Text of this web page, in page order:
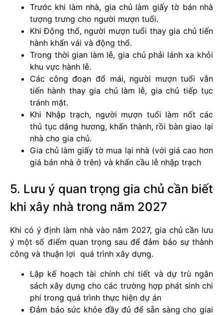
Trước khi làm nhà, gia chủ làm giấy tờ bán nhà
tượng trưng cho người mượn tuổi.
Khi Động thổ, người mượn tuổi thay gia chủ tiến
hành khấn vái và động thổ.
Trong thời gian làm lễ, gia chủ phải lánh xa khỏi
khu vực hành lễ.
Các công đoạn đổ mái, người mượn tuổi vẫn
tiến hành thay gia chủ làm lễ, gia chủ tiếp tục
tránh mặt.
Khi Nhập trạch, người mượn tuổi làm nốt các
thủ tục dâng hương, khấn thành, rồi bàn giao lại
nhà cho gia chủ.
Gia chủ làm giấy tờ mua lại nhà (với giá cao hơn
giá bán nhà ở trên) và khấn cầu lễ nhập trạch
5. Lưu ý quan trọng gia chủ cần biết
khi xây nhà trong năm 2027
Khi có ý định làm nhà vào năm 2027, gia chủ cần lưu
ý một số điểm quan trọng sau để đảm bảo sự thành
công và thuận lợi quá trình xây dựng.
Lập kế hoạch tài chính chi tiết và dự trù ngân
sách xây dựng cho các trường hợp phát sinh chi
phí trong quá trình thực hiện dự án
Đảm bảo sức khỏe đầy đủ để sẵn sàng cho giai